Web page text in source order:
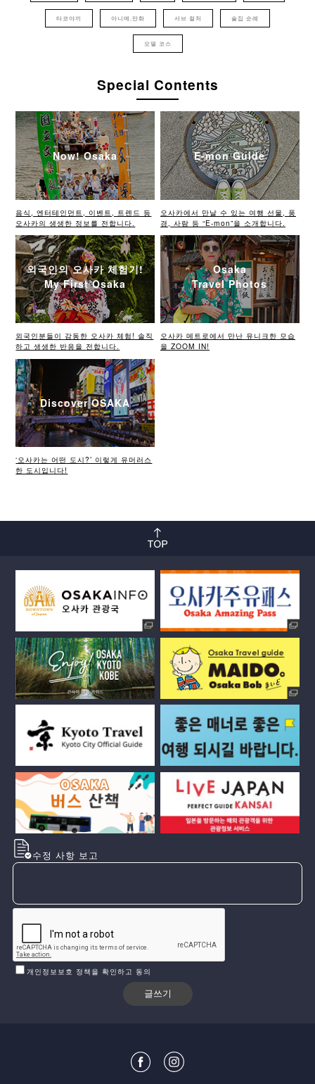
타코야끼 아니메,만화 서브 컬처 술집 순례
모델 코스
Special Contents
Now! Osaka
음식, 엔터테인먼트, 이벤트, 트렌드 등
오사카의 생생한 정보를 전합니다.
E-mon Guide
오사카에서 만날 수 있는 여행 선물, 풍
경, 사람 등 “E-mon”을 소개합니다.
외국인의 오사카 체험기!
My First Osaka
외국인분들이 감동한 오사카 체험! 솔직
하고 생생한 반응을 전합니다.
Osaka
Travel Photos
오사카 메트로에서 만난 유니크한 모습
을 ZOOM IN!
Discover OSAKA
‘오사카는 어떤 도시?’ 이렇게 유머러스
한 도시입니다!
수정 사항 보고
개인정보보호 정책을 확인하고 동의